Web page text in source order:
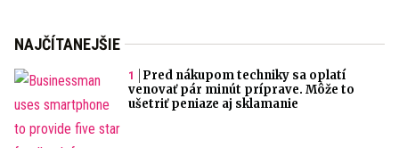
NAJČÍTANEJŠIE
Pred nákupom techniky sa oplatí
venovať pár minút príprave. Môže to
ušetriť peniaze aj sklamanie